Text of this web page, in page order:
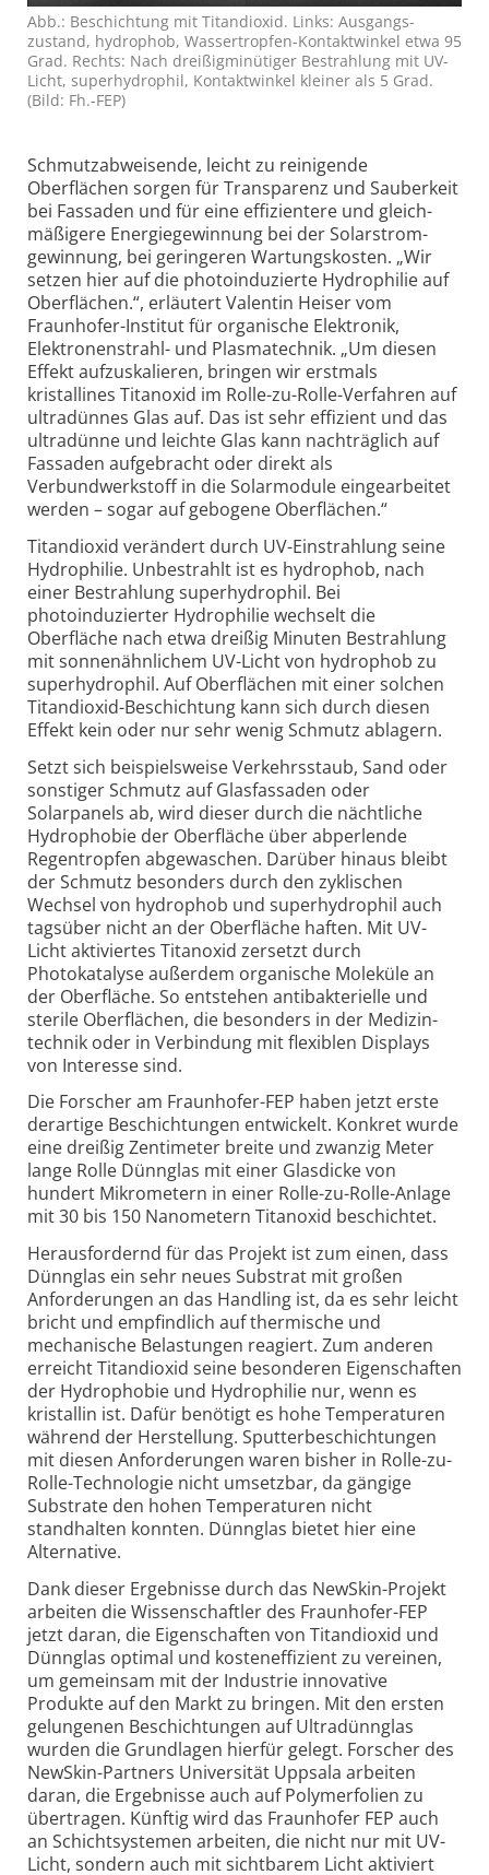
Abb.: Beschichtung mit Titan­dioxid. Links: Ausgangs­
zustand, hydro­phob, Wasser­tropfen-Kontakt­winkel etwa 95
Grad. Rechts: Nach dreißig­minütiger Bestrah­lung mit UV-
Licht, super­hydro­phil, Kontakt­winkel kleiner als 5 Grad.
(Bild: Fh.-FEP)
Schmutzabweisende, leicht zu reinigende
Oberflächen sorgen für Transparenz und Sauberkeit
bei Fassaden und für eine effizientere und gleich­
mäßigere Energie­gewinnung bei der Solarstrom­
gewinnung, bei geringeren Wartungs­kosten. „Wir
setzen hier auf die photo­induzierte Hydrophilie auf
Oberflächen.“, erläutert Valentin Heiser vom
Fraunhofer-Institut für organische Elektronik,
Elektronen­strahl- und Plasmatechnik. „Um diesen
Effekt aufzuskalieren, bringen wir erstmals
kristallines Titanoxid im Rolle-zu-Rolle-Verfahren auf
ultradünnes Glas auf. Das ist sehr effizient und das
ultradünne und leichte Glas kann nachträglich auf
Fassaden aufgebracht oder direkt als
Verbundwerkstoff in die Solarmodule eingearbeitet
werden – sogar auf gebogene Oberflächen.“
Titandioxid verändert durch UV-Einstrahlung seine
Hydrophilie. Unbestrahlt ist es hydrophob, nach
einer Bestrahlung superhydrophil. Bei
photoinduzierter Hydrophilie wechselt die
Oberfläche nach etwa dreißig Minuten Bestrahlung
mit sonnen­ähnlichem UV-Licht von hydrophob zu
super­hydrophil. Auf Oberflächen mit einer solchen
Titandioxid-Beschichtung kann sich durch diesen
Effekt kein oder nur sehr wenig Schmutz ablagern.
Setzt sich beispielsweise Verkehrsstaub, Sand oder
sonstiger Schmutz auf Glasfassaden oder
Solarpanels ab, wird dieser durch die nächtliche
Hydrophobie der Oberfläche über abperlende
Regentropfen abgewaschen. Darüber hinaus bleibt
der Schmutz besonders durch den zyklischen
Wechsel von hydrophob und super­hydrophil auch
tagsüber nicht an der Oberfläche haften. Mit UV-
Licht aktiviertes Titanoxid zersetzt durch
Photokatalyse außerdem organische Moleküle an
der Oberfläche. So entstehen anti­bakterielle und
sterile Oberflächen, die besonders in der Medizin­
technik oder in Verbindung mit flexiblen Displays
von Interesse sind.
Die Forscher am Fraunhofer-FEP haben jetzt erste
derartige Beschichtungen entwickelt. Konkret wurde
eine dreißig Zentimeter breite und zwanzig Meter
lange Rolle Dünnglas mit einer Glasdicke von
hundert Mikrometern in einer Rolle-zu-Rolle-Anlage
mit 30 bis 150 Nanometern Titanoxid beschichtet.
Herausfordernd für das Projekt ist zum einen, dass
Dünnglas ein sehr neues Substrat mit großen
Anforderungen an das Handling ist, da es sehr leicht
bricht und empfindlich auf thermische und
mechanische Belastungen reagiert. Zum anderen
erreicht Titandioxid seine besonderen Eigenschaften
der Hydrophobie und Hydrophilie nur, wenn es
kristallin ist. Dafür benötigt es hohe Temperaturen
während der Herstellung. Sputter­beschichtungen
mit diesen Anforderungen waren bisher in Rolle-zu-
Rolle-Technologie nicht umsetzbar, da gängige
Substrate den hohen Temperaturen nicht
standhalten konnten. Dünnglas bietet hier eine
Alternative.
Dank dieser Ergebnisse durch das NewSkin-Projekt
arbeiten die Wissenschaftler des Fraunhofer-FEP
jetzt daran, die Eigenschaften von Titandioxid und
Dünnglas optimal und kosteneffizient zu vereinen,
um gemeinsam mit der Industrie innovative
Produkte auf den Markt zu bringen. Mit den ersten
gelungenen Beschichtungen auf Ultradünnglas
wurden die Grundlagen hierfür gelegt. Forscher des
NewSkin-Partners Universität Uppsala arbeiten
daran, die Ergebnisse auch auf Polymer­folien zu
übertragen. Künftig wird das Fraunhofer FEP auch
an Schicht­systemen arbeiten, die nicht nur mit UV-
Licht, sondern auch mit sichtbarem Licht aktiviert